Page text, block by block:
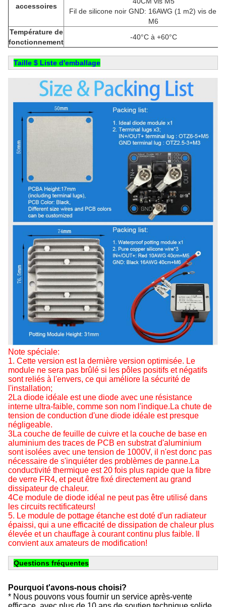
accessoires
Fil de silicone noir GND: 16AWG (1 m2) vis de
M6
Température de
fonctionnement
-40°C à +60°C
Taille $ Liste d'emballage
Note spéciale:
1. Cette version est la dernière version optimisée. Le
module ne sera pas brûlé si les pôles positifs et négatifs
sont reliés à l'envers, ce qui améliore la sécurité de
l'installation;
2La diode idéale est une diode avec une résistance
interne ultra-faible, comme son nom l'indique.La chute de
tension de conduction d'une diode idéale est presque
négligeable.
3La couche de feuille de cuivre et la couche de base en
aluminium des traces de PCB en substrat d'aluminium
sont isolées avec une tension de 1000V, il n'est donc pas
nécessaire de s'inquiéter des problèmes de panne.La
conductivité thermique est 20 fois plus rapide que la fibre
de verre FR4, et peut être fixé directement au grand
dissipateur de chaleur.
4Ce module de diode idéal ne peut pas être utilisé dans
les circuits rectificateurs!
5. Le module de pottage étanche est doté d'un radiateur
épaissi, qui a une efficacité de dissipation de chaleur plus
élevée et un chauffage à courant continu plus faible. Il
convient aux amateurs de modification!
Questions fréquentes
Pourquoi t'avons-nous choisi?
* Nous pouvons vous fournir un service après-vente